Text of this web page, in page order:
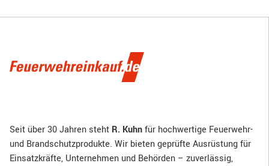
Seit über 30 Jahren steht R. Kuhnfür hochwertige Feuerwehr-
und Brandschutzprodukte. Wir bieten geprüfte Ausrüstung für
Einsatzkräfte, Unternehmen und Behörden – zuverlässig,